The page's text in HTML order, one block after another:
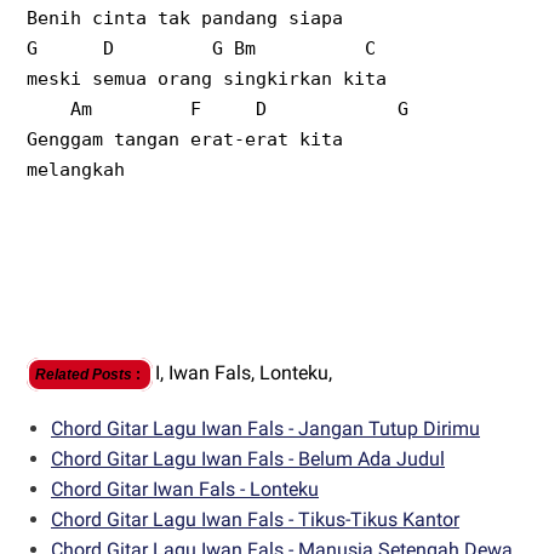
Benih cinta tak pandang siapa
G
D G Bm
C
meski semua orang singkirkan kita
Am
F D
G
Genggam tangan erat-erat kita
melangkah
Related Posts : I, Iwan Fals, Lonteku,
Chord Gitar Lagu Iwan Fals - Jangan Tutup Dirimu
Chord Gitar Lagu Iwan Fals - Belum Ada Judul
Chord Gitar Iwan Fals - Lonteku
Chord Gitar Lagu Iwan Fals - Tikus-Tikus Kantor